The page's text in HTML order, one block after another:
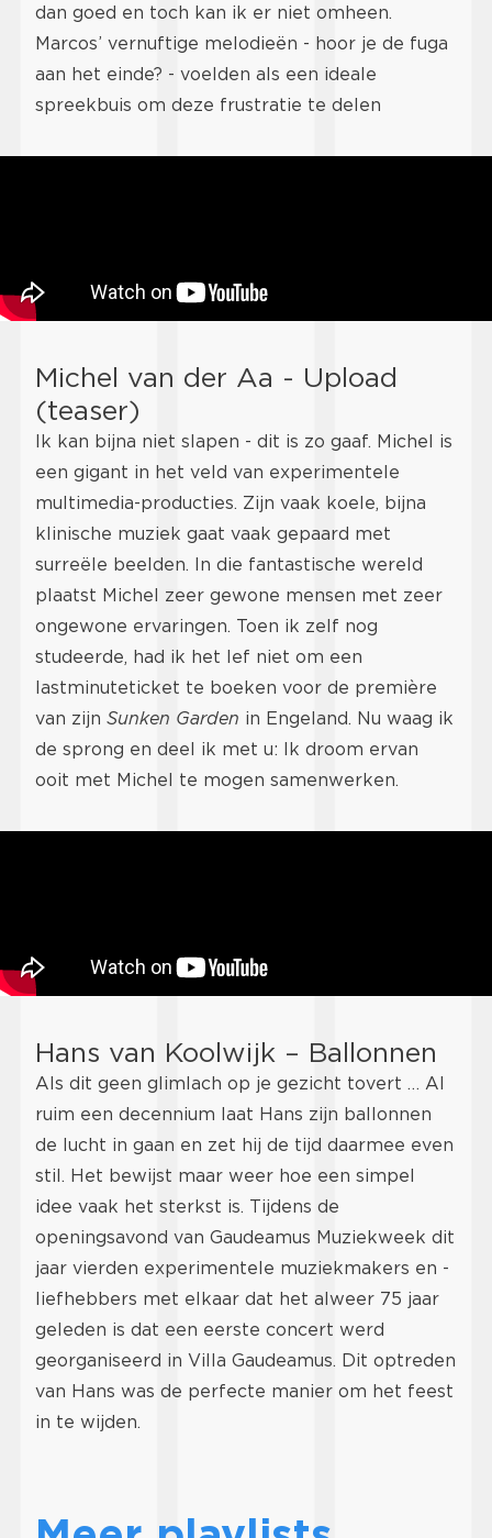
dan goed en toch kan ik er niet omheen.
Marcos’ vernuftige melodieën - hoor je de fuga
aan het einde? - voelden als een ideale
spreekbuis om deze frustratie te delen
Michel van der Aa - Upload
(teaser)
Ik kan bijna niet slapen - dit is zo gaaf. Michel is
een gigant in het veld van experimentele
multimedia-producties. Zijn vaak koele, bijna
klinische muziek gaat vaak gepaard met
surreële beelden. In die fantastische wereld
plaatst Michel zeer gewone mensen met zeer
ongewone ervaringen. Toen ik zelf nog
studeerde, had ik het lef niet om een
lastminuteticket te boeken voor de première
van zijn Sunken Garden in Engeland. Nu waag ik
de sprong en deel ik met u: Ik droom ervan
ooit met Michel te mogen samenwerken.
Hans van Koolwijk – Ballonnen
Als dit geen glimlach op je gezicht tovert … Al
ruim een decennium laat Hans zijn ballonnen
de lucht in gaan en zet hij de tijd daarmee even
stil. Het bewijst maar weer hoe een simpel
idee vaak het sterkst is. Tijdens de
openingsavond van Gaudeamus Muziekweek dit
jaar vierden experimentele muziekmakers en -
liefhebbers met elkaar dat het alweer 75 jaar
geleden is dat een eerste concert werd
georganiseerd in Villa Gaudeamus. Dit optreden
van Hans was de perfecte manier om het feest
in te wijden.